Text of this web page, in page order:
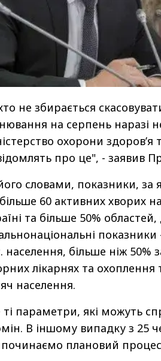
не збирається
на серпень наразі
охорони здоров’я
про це", - заявив
словами, показники, за
60 активних хворих
та більше 50%
населення, більше ніж
лікарнях та
населення.
ті параметри, які можуть
В іншому випадку з 25
плановий